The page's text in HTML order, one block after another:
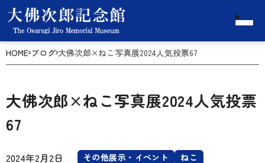
HOME ブログ 大佛次郎×ねこ写真展2024人気投票67
大佛次郎×ねこ写真展2024人気投票
67
2024年2月2日 その他展示・イベント ねこ